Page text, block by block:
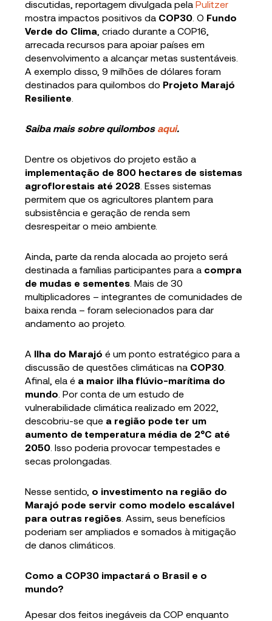
discutidas, reportagem divulgada pelaPulitzer
mostra impactos positivos da COP30 . O Fundo
Verde do Clima , criado durante a COP16,
arrecada recursos para apoiar países em
desenvolvimento a alcançar metas sustentáveis.
A exemplo disso, 9 milhões de dólares foram
destinados para quilombos do Projeto Marajó
Resiliente
Saiba mais sobre quilombos aqui.
Dentre os objetivos do projeto estão a
implementação de 800 hectares de sistemas
agroflorestais até 2028 . Esses sistemas
permitem que os agricultores plantem para
subsistência e geração de renda sem
desrespeitar o meio ambiente.
Ainda, parte da renda alocada ao projeto será
destinada a famílias participantes para a compra
de mudas e sementes . Mais de 30
multiplicadores – integrantes de comunidades de
baixa renda – foram selecionados para dar
andamento ao projeto.
A Ilha do Marajó é um ponto estratégico para a
discussão de questões climáticas na COP30
Afinal, ela é a maior ilha flúvio-marítima do
mundo . Por conta de um estudo de
vulnerabilidade climática realizado em 2022,
descobriu-se que a região pode ter um
aumento de temperatura média de 2°C até
2050 . Isso poderia provocar tempestades e
secas prolongadas.
Nesse sentido, o investimento na região do
Marajó pode servir como modelo escalável
para outras regiões . Assim, seus benefícios
poderiam ser ampliados e somados à mitigação
de danos climáticos.
Como a COP30 impactará o Brasil e o
mundo?
Apesar dos feitos inegáveis da COP enquanto